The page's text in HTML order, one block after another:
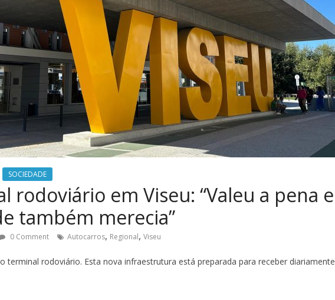
SOCIEDADE
rodoviário em Viseu: “Valeu a pena e
também merecia”
0 Comment Autocarros, Regional, Viseu
terminal rodoviário. Esta nova infraestrutura está preparada para receber diariamente